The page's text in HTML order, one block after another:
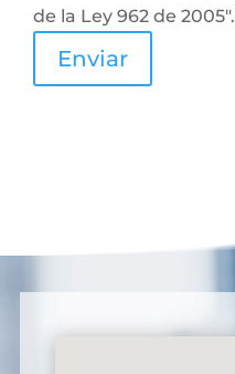
de la Ley 962 de 2005".
Enviar